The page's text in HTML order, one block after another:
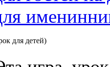
для детей)